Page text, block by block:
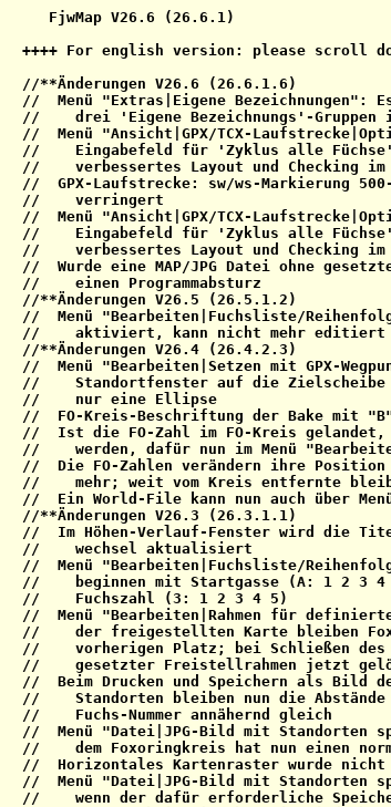
FjwMap V26.6 (26.6.1)
++++ For english version: please scroll
//**Änderungen V26.6 (26.6.1.6)
//  Menü "Extras|Eigene Bezeichnungen":
//    drei 'Eigene Bezeichnungs'-Gruppen
//  Menü "Ansicht|GPX/TCX-
//    Eingabefeld für 'Zyklus alle
//    verbessertes Layout und Checking im
//  GPX-Laufstrecke: sw/ws-Markierung
//    verringert
//  Menü "Ansicht|GPX/TCX-
//    Eingabefeld für 'Zyklus alle
//    verbessertes Layout und Checking im
//  Wurde eine MAP/JPG Datei ohne
//    einen Programmabsturz
//**Änderungen V26.5 (26.5.1.2)
//  Menü "Bearbeiten|Fuchsliste/
//    aktiviert, kann nicht mehr editiert
//**Änderungen V26.4 (26.4.2.3)
//  Menü "Bearbeiten|Setzen mit GPX-
//    Standortfenster auf die Zielscheibe
//    nur eine Ellipse
//  FO-Kreis-Beschriftung der Bake mit
//  Ist die FO-Zahl im FO-Kreis gelandet,
//    werden, dafür nun im Menü
//  Die FO-Zahlen verändern ihre Position
//    mehr; weit vom Kreis entfernte
//  Ein World-File kann nun auch über
//**Änderungen V26.3 (26.3.1.1)
//  Im Höhen-Verlauf-Fenster wird die
//    wechsel aktualisiert
//  Menü "Bearbeiten|Fuchsliste/
//    beginnen mit Startgasse (A: 1 2 3 4
//    Fuchszahl (3: 1 2 3 4 5)
//  Menü "Bearbeiten|Rahmen für
//    der freigestellten Karte bleiben
//    vorherigen Platz; bei Schließen
//    gesetzter Freistellrahmen jetzt
//  Beim Drucken und Speichern als Bild
//    Standorten bleiben nun die Abstände
//    Fuchs-Nummer annähernd gleich
//  Menü "Datei|JPG-Bild mit Standorten
//    dem Foxoringkreis hat nun einen
//  Horizontales Kartenraster wurde nicht
//  Menü "Datei|JPG-Bild mit Standorten
//    wenn der dafür erforderliche